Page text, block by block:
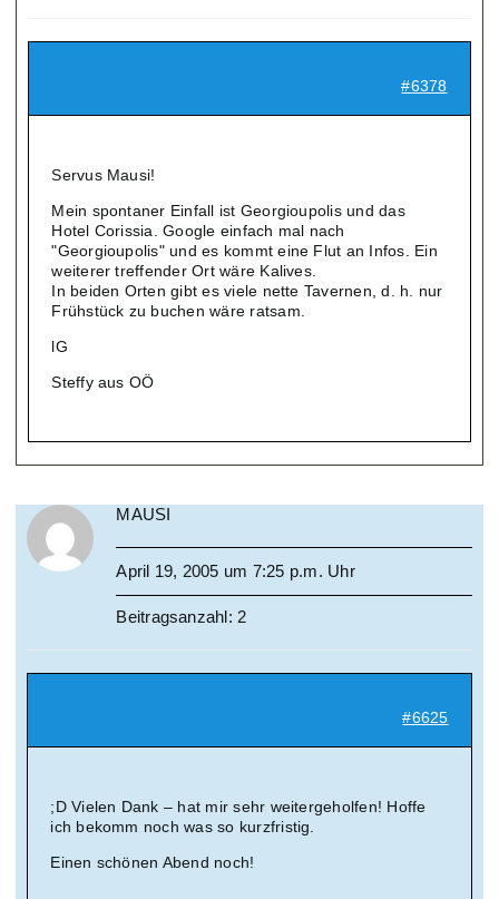
#6378
Servus Mausi!
Mein spontaner Einfall ist Georgioupolis und das
Hotel Corissia. Google einfach mal nach
"Georgioupolis" und es kommt eine Flut an Infos. Ein
weiterer treffender Ort wäre Kalives.
In beiden Orten gibt es viele nette Tavernen, d. h. nur
Frühstück zu buchen wäre ratsam.
lG
Steffy aus OÖ
MAUSI
April 19, 2005 um 7:25 p.m. Uhr
Beitragsanzahl: 2
#6625
;D Vielen Dank – hat mir sehr weitergeholfen! Hoffe
ich bekomm noch was so kurzfristig.
Einen schönen Abend noch!